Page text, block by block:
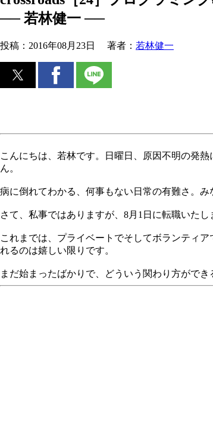
── 若林健一 ──
投稿： 2016年08月23日 著者： 若林健一
こんにちは、若林です。日曜日、原因不明の発
ん。
病に倒れてわかる、何事もない日常の有難さ。み
さて、私事ではありますが、8月1日に転職いた
これまでは、プライベートでそしてボランティ
れるのは嬉しい限りです。
まだ始まったばかりで、どういう関わり方がで